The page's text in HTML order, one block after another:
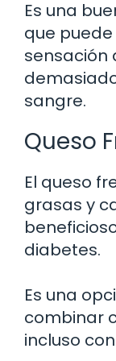
Es una
que
sensación
sangre.
Queso
El queso
grasas y
diabetes.
Es una
combinar
incluso